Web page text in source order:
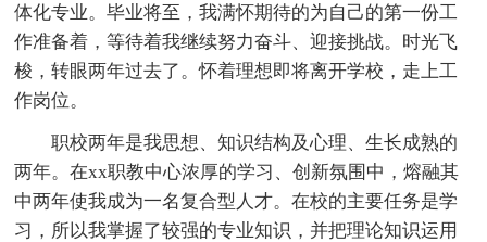
体化专业。毕业将至，我满怀期待的为自己的第一份工
作准备着，等待着我继续努力奋斗、迎接挑战。时光飞
梭，转眼两年过去了。怀着理想即将离开学校，走上工
作岗位。
职校两年是我思想、知识结构及心理、生长成熟的
两年。在xx职教中心浓厚的学习、创新氛围中，熔融其
中两年使我成为一名复合型人才。在校的主要任务是学
习，所以我掌握了较强的专业知识，并把理论知识运用